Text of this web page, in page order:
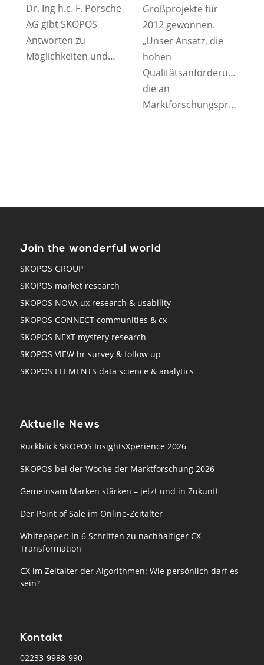
Dr. Ing h.c. F. Porsche
AG gibt SKOPOS
Antworten zu
Möglichkeiten und…
Großprojekte für
2012 gewonnen.
„Unser Ansatz, die
hohen
Qualitätsanforderungen,
die an
Marktforschungsprojekte…
Join the wonderful world
SKOPOS GROUP
SKOPOS market research
SKOPOS NOVA ux research & usability
SKOPOS CONNECT communities & cx
SKOPOS NEXT mystery research
SKOPOS VIEW hr survey & follow up
SKOPOS ELEMENTS data science & analytics
Aktuelle News
Rückblick SKOPOS InsightsXperience 2026
SKOPOS bei der Woche der Marktforschung 2026
Gemeinsam Marken stärken – jetzt und in Zukunft
Der Point of Sale im Online-Zeitalter
Whitepaper: In 6 Schritten zu nachhaltiger CX-
Transformation
CX im Zeitalter der Algorithmen: Wie persönlich darf es
sein?
Kontakt
02233-9988-990